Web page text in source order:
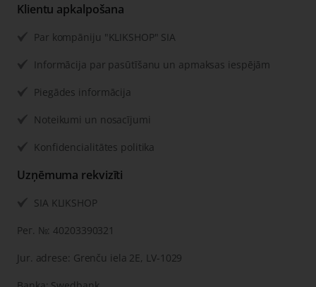
Klientu apkalpošana
Par kompāniju "KLIKSHOP" SIA
Informācija par pasūtīšanu un apmaksas iespējām
Piegādes informācija
Noteikumi un nosacījumi
Konfidencialitātes politika
Uzņēmuma rekvizīti
SIA KLIKSHOP
Рег. №: 40203390321
Jur. adrese: Grenču iela 2E, LV-1029